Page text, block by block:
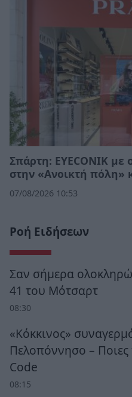
Σπάρτη: EYECONIK με
στην «Ανοικτή πόλη»
07/08/2026 10:53
Ροή Ειδήσεων
Σαν σήμερα
41 του Μότσαρτ
08:30
«Κόκκινος»
Πελοπόννησο – Ποιες
Code
08:15